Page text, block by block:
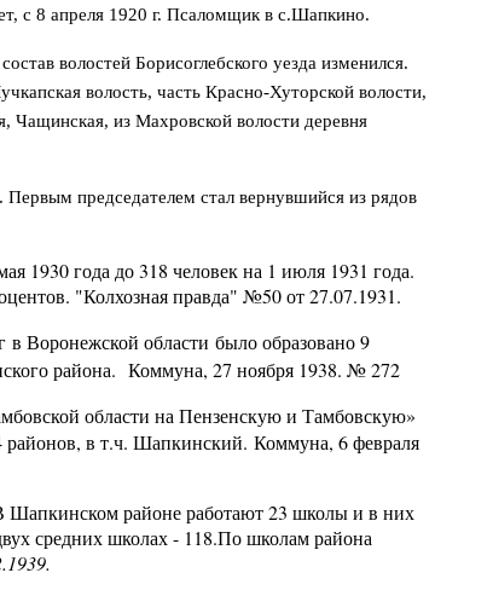
с 8 апреля 1920 г. Псаломщик в с.Шапкино.
волостей Борисоглебского уезда изменился.
волость, часть Красно-Хуторской волости,
Чащинская, из Махровской волости деревня
председателем стал вернувшийся из рядов
1930 года до 318 человек на 1 июля 1931 года.
"Колхозная правда" №50 от 27.07.1931.
Воронежской области было образовано 9
района. Коммуна, 27 ноября 1938. № 272
области на Пензенскую и Тамбовскую»
районов, в т.ч. Шапкинский. Коммуна, 6 февраля
районе работают 23 школы и в них
средних школах - 118.По школам района